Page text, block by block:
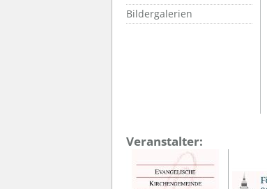
Bildergalerien
Veranstalter: